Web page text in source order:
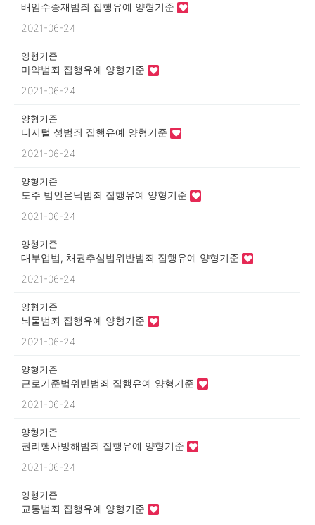
배임수증재범죄 집행유예 양형기준
2021-06-24
양형기준
마약범죄 집행유예 양형기준
2021-06-24
양형기준
디지털 성범죄 집행유예 양형기준
2021-06-24
양형기준
도주 범인은닉범죄 집행유예 양형기준
2021-06-24
양형기준
대부업법, 채권추심법위반범죄 집행유예 양형기준
2021-06-24
양형기준
뇌물범죄 집행유예 양형기준
2021-06-24
양형기준
근로기준법위반범죄 집행유예 양형기준
2021-06-24
양형기준
권리행사방해범죄 집행유예 양형기준
2021-06-24
양형기준
교통범죄 집행유예 양형기준